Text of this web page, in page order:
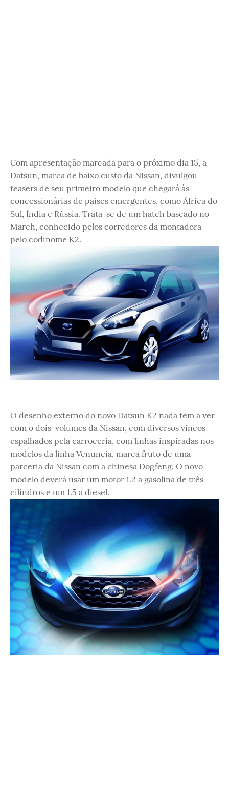
Com apresentação marcada para o próximo dia 15, a
Datsun, marca de baixo custo da Nissan, divulgou
teasers de seu primeiro modelo que chegará às
concessionárias de países emergentes, como África do
Sul, Índia e Rússia. Trata-se de um hatch baseado no
March, conhecido pelos corredores da montadora
pelo codinome K2.
O desenho externo do novo Datsun K2 nada tem a ver
com o dois-volumes da Nissan, com diversos vincos
espalhados pela carroceria, com linhas inspiradas nos
modelos da linha Venuncia, marca fruto de uma
parceria da Nissan com a chinesa Dogfeng. O novo
modelo deverá usar um motor 1.2 a gasolina de três
cilindros e um 1.5 a diesel.